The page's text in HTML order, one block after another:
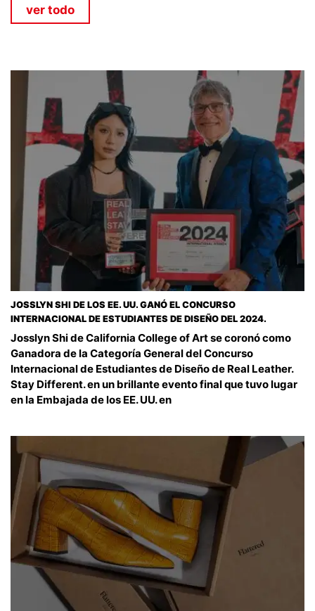
ver todo
JOSSLYN SHI DE LOS EE. UU. GANÓ EL CONCURSO
INTERNACIONAL DE ESTUDIANTES DE DISEÑO DEL 2024.
Josslyn Shi de California College of Art se coronó como
Ganadora de la Categoría General del Concurso
Internacional de Estudiantes de Diseño de Real Leather.
Stay Different. en un brillante evento final que tuvo lugar
en la Embajada de los EE. UU. en